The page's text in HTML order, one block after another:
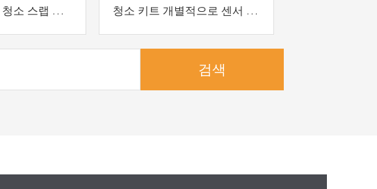
소 스랩 키
청소 키트 개별적으로 센서 클
검색